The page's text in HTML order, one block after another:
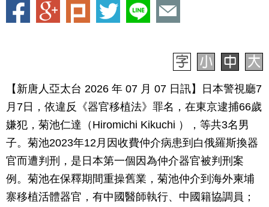
【新唐人亞太台 2026 年 07 月 07 日訊】日本警視廳7
月7日，依違反《器官移植法》罪名，在東京逮捕66歲
嫌犯，菊池仁達（Hiromichi Kikuchi ），等共3名男
子。菊池2023年12月因收費仲介病患到白俄羅斯換器
官而遭判刑，是日本第一個因為仲介器官被判刑案
例。菊池在保釋期間重操舊業，菊池仲介到海外柬埔
寨移植活體器官，有中國醫師執行、中國籍協調員；